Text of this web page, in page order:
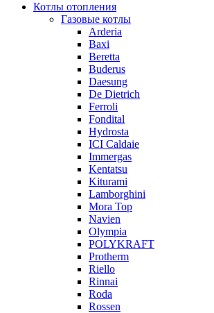
Котлы отопления
Газовые котлы
Arderia
Baxi
Beretta
Buderus
Daesung
De Dietrich
Ferroli
Fondital
Hydrosta
ICI Caldaie
Immergas
Kentatsu
Kiturami
Lamborghini
Mora Top
Navien
Olympia
POLYKRAFT
Protherm
Riello
Rinnai
Roda
Rossen